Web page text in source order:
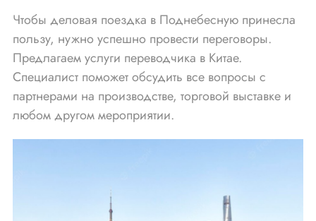
Чтобы деловая поездка в Поднебесную принесла
пользу, нужно успешно провести переговоры.
Предлагаем услуги переводчика в Китае.
Специалист поможет обсудить все вопросы с
партнерами на производстве, торговой выставке и
любом другом мероприятии.